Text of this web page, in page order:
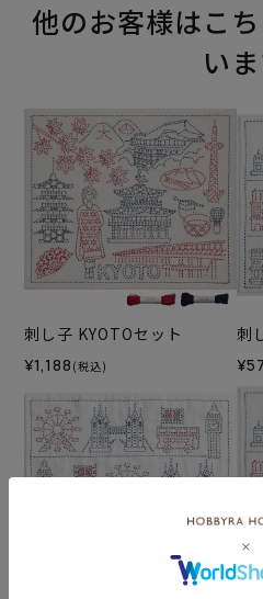
他のお客様はこ
い
刺し子 KYOTOセット
¥1,188 (税込)
刺